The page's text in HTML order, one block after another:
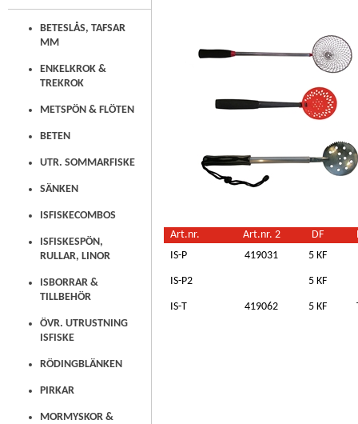
BETESLÅS, TAFSAR
MM
ENKELKROK &
TREKROK
METSPÖN & FLÖTEN
BETEN
UTR. SOMMARFISKE
SÄNKEN
ISFISKECOMBOS
ISFISKESPÖN,
RULLAR, LINOR
ISBORRAR &
TILLBEHÖR
ÖVR. UTRUSTNING
ISFISKE
RÖDINGBLÄNKEN
PIRKAR
MORMYSKOR &
Art.nr. Art.nr. 2 DF
IS-P
419031 5 KF
IS-P2 5 KF
IS-T 419062 5 KF